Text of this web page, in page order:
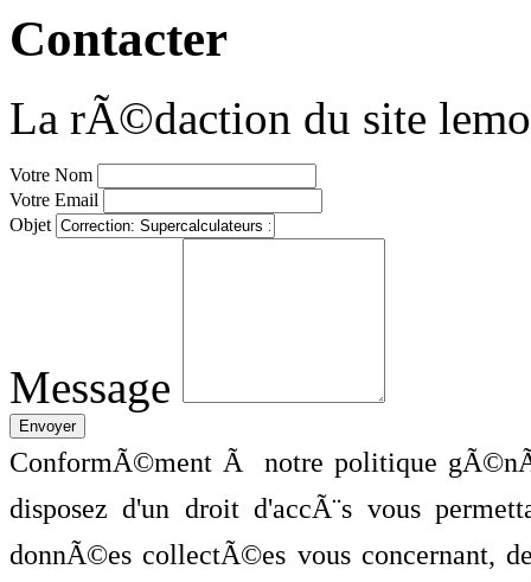
Contacter
La rÃ©daction du site
Votre Nom
Votre Email
Objet
Message
ConformÃ©ment Ã notre politique
disposez d'un droit d'accÃ¨s vous
donnÃ©es collectÃ©es vous concernant,